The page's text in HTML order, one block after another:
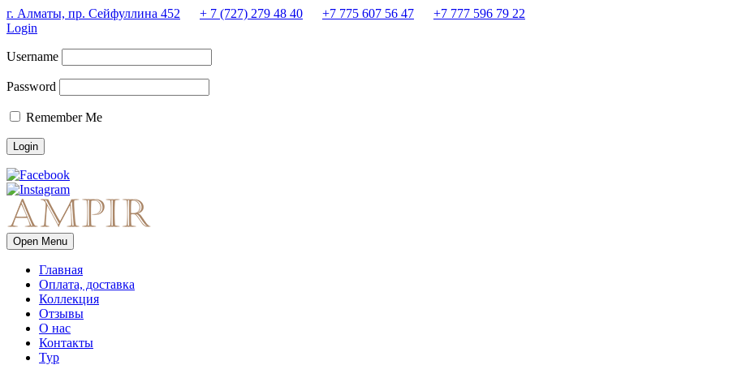
г. Алматы, пр. Сейфуллина 452 + 7 (727) 279 48 40 +7 775 607 56 47
+7 777 596 79 22
Login
Username
Password
Remember Me
Open Menu
Главная
Оплата, доставка
Коллекция
Отзывы
О нас
Контакты
Тур